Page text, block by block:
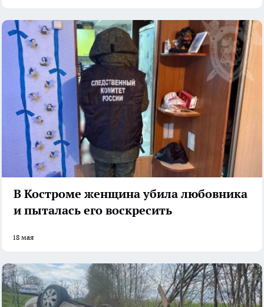
В Костроме женщина убила любовника
и пыталась его воскресить
18 мая